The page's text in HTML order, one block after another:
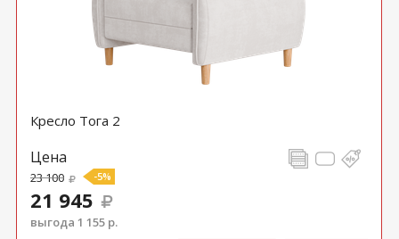
Кресло Тога 2
Цена
23 100 -5%
21 945
выгода 1 155 р.